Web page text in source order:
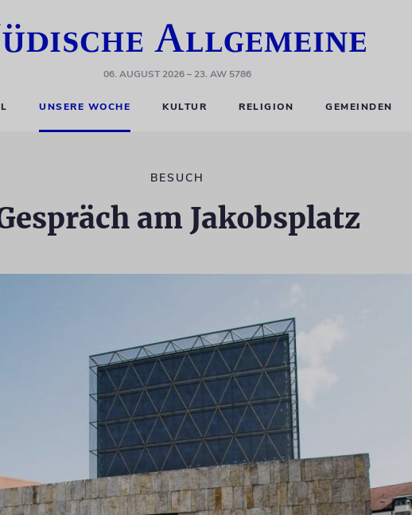
06. AUGUST 2026– 23. AW 5786
UNSERE WOCHE KULTUR RELIGION GEMEINDEN
BESUCH
am Jakobsplatz